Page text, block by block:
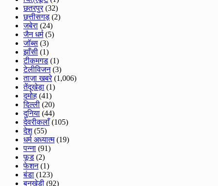
छतरपुर(32)
छत्तीसगड़ (2)
जबेरा (24)
जैन धर्म(5)
जॉब्स (3)
झाँसी (1)
टीकमगड (1)
टेलीविजन(3)
ताज़ा खबरे(1,006)
तेंदूखेड़ा (1)
दमोह (41)
दिल्ली (20)
दुनिया (44)
देवरीकलाँ(105)
देश(55)
धर्म अध्यात्म(19)
पन्ना (91)
फूड (2)
फेशन(1)
बंडा (123)
बनखेड़ी (92)